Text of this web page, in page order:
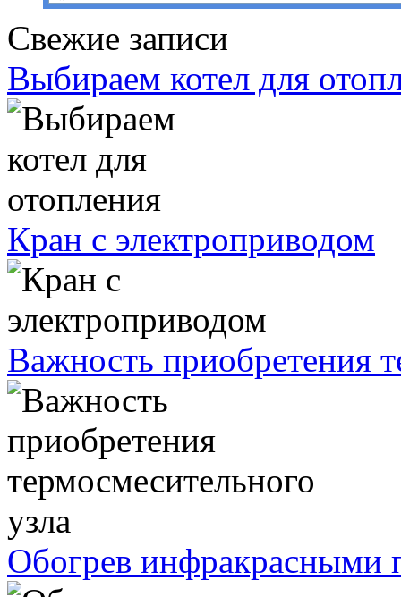
Свежие записи
Выбираем котел для
Кран с электроприводом
Важность приобретения
Обогрев инфракрасными